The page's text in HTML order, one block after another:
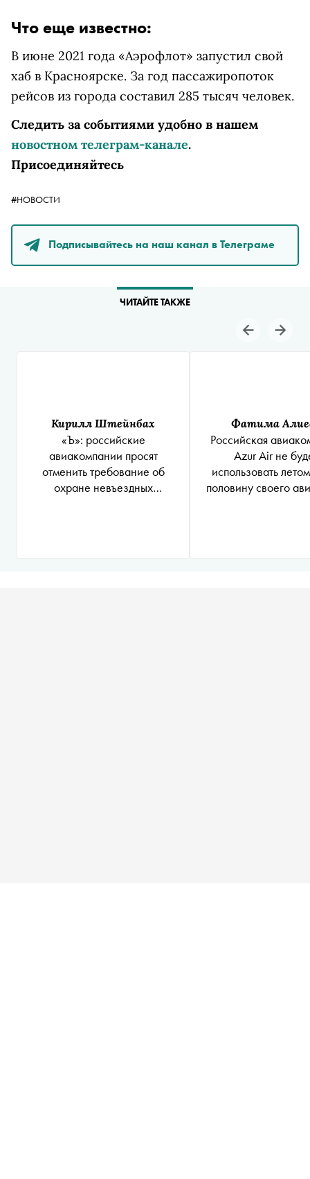
Что еще известно:
В июне 2021 года «Аэрофлот» запустил свой
хаб в Красноярске. За год пассажиропоток
рейсов из города составил 285 тысяч человек.
Следить за событиями удобно в нашем
новостном телеграм-канале.
Присоединяйтесь
#НОВОСТИ
Подписывайтесь на наш канал в Телеграме
ЧИТАЙТЕ ТАКЖЕ
Кирилл Штейнбах
«Ъ»: российские
авиакомпании просят
отменить требование об
охране невъездных
Фатима
Российская
Azur Air не
использовать
половину своего